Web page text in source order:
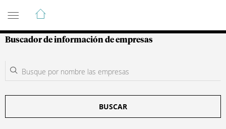
Guía de Empresas Colombianas
Buscador de información de empresas
BUSCAR